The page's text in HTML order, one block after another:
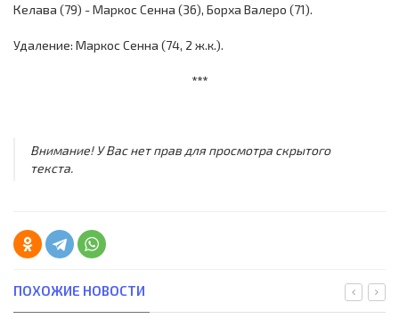
Келава (79) - Маркос Сенна (36), Борха Валеро (71).
Удаление: Маркос Сенна (74, 2 ж.к.).
***
Внимание! У Вас нет прав для просмотра скрытого
текста.
ПОХОЖИЕ НОВОСТИ